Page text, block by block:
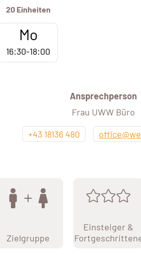
20 Einheiten
Mo
16:30-18:00
Ansprechperson
Frau UWW Büro
+43 18136 480
Zielgruppe
Einsteiger &